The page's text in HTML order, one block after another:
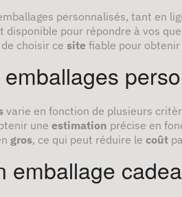
personnalisés, tant en
disponible pour répondre à vos
choisir ce site fiable pour obtenir
varie en fonction de plusieurs
une estimation précise en
gros, ce qui peut réduire le coût
emballage